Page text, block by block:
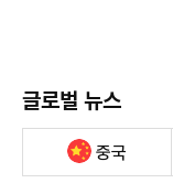
글로벌 뉴스
중국